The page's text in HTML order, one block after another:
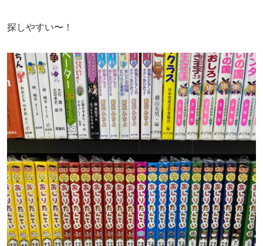
探しやすい〜！